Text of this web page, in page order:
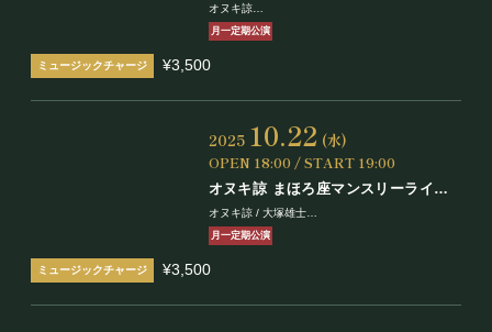
Vol.4
オヌキ諒
瀬戸山智之助 / ティンペッツ
月一定期公演
¥3,500
2025 10.22 (水)
OPEN 18:00 / START 19:00
オヌキ諒 まほろ座マンスリーライブ
Vol.3
オヌキ諒 / 大塚雄士
中里学 / ALLaNHiLLZ
月一定期公演
¥3,500